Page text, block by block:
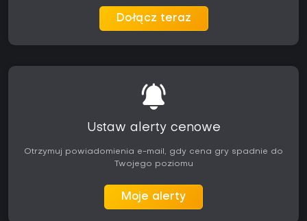
Dołącz teraz
Ustaw alerty cenowe
Otrzymuj powiadomienia e-mail, gdy cena gry spadnie do
Twojego poziomu
Moje alerty